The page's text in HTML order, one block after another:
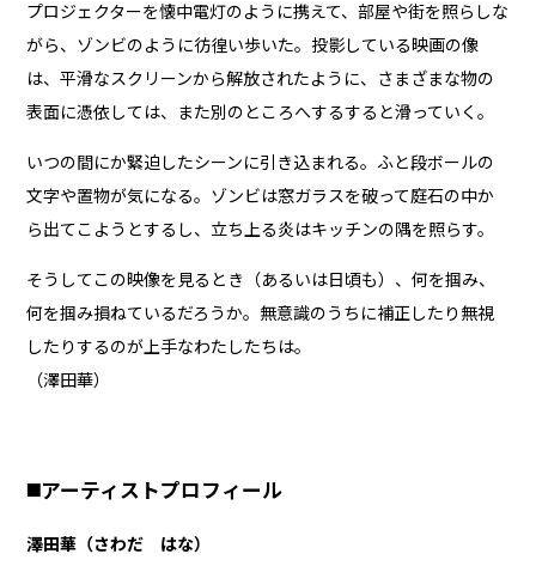
プロジェクターを懐中電灯のように携えて、部屋や街を照らしな
がら、ゾンビのように彷徨い歩いた。投影している映画の像
は、平滑なスクリーンから解放されたように、さまざまな物の
表面に憑依しては、また別のところへするすると滑っていく。
いつの間にか緊迫したシーンに引き込まれる。ふと段ボールの
文字や置物が気になる。ゾンビは窓ガラスを破って庭石の中か
ら出てこようとするし、立ち上る炎はキッチンの隅を照らす。
そうしてこの映像を見るとき（あるいは日頃も）、何を掴み、
何を掴み損ねているだろうか。無意識のうちに補正したり無視
したりするのが上手なわたしたちは。
（澤田華）
◼️アーティストプロフィール
澤田華（さわだ はな）